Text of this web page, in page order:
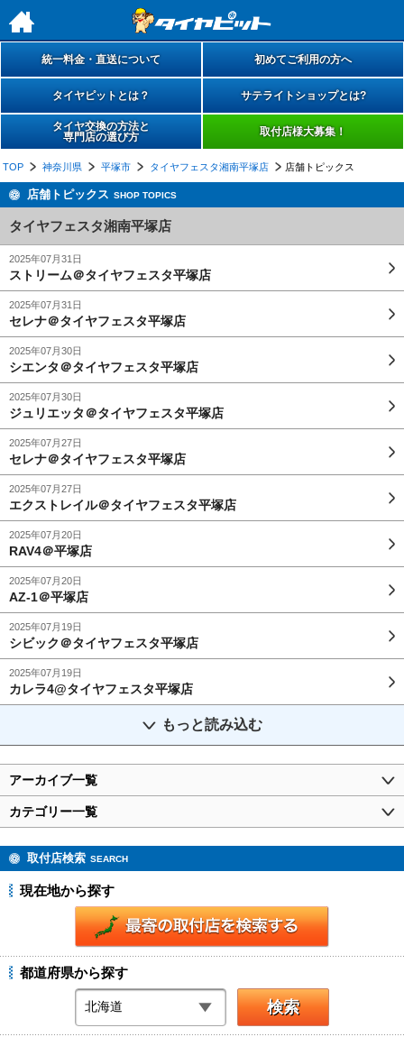
h
統一料金・直送について 初めてご利用の方へ
タイヤピットとは？ サテライトショップとは?
タイヤ交換の方法と
専門店の選び方
取付店様大募集！
TOP 神奈川県 平塚市 タイヤフェスタ湘南平塚店 店舗トピックス
店舗トピックス SHOP TOPICS
タイヤフェスタ湘南平塚店
2025年07月31日
ストリーム＠タイヤフェスタ平塚店
2025年07月31日
セレナ＠タイヤフェスタ平塚店
2025年07月30日
シエンタ＠タイヤフェスタ平塚店
2025年07月30日
ジュリエッタ＠タイヤフェスタ平塚店
2025年07月27日
セレナ＠タイヤフェスタ平塚店
2025年07月27日
エクストレイル＠タイヤフェスタ平塚店
2025年07月20日
RAV4＠平塚店
2025年07月20日
AZ-1＠平塚店
2025年07月19日
シビック＠タイヤフェスタ平塚店
2025年07月19日
カレラ4@タイヤフェスタ平塚店
もっと読み込む
アーカイブ一覧
カテゴリー一覧
取付店検索 SEARCH
現在地から探す
都道府県から探す